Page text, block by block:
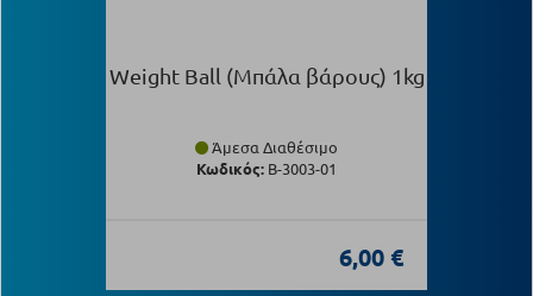
Weight Ball (Μπάλα βάρους) 1kg
Άμεσα Διαθέσιμο
Κωδικός: Β-3003-01
6,00 €